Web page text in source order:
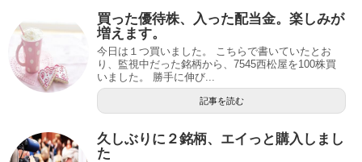
買った優待株、入った配当金。楽しみが
増えます。
今日は１つ買いました。 こちらで書いていたとお
り、監視中だった銘柄から、7545西松屋を100株買
いました。 勝手に伸び...
記事を読む
久しぶりに２銘柄、エイっと購入しまし
た